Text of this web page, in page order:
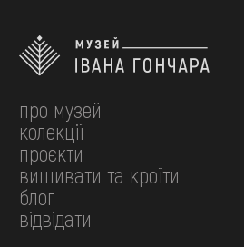
про музей
колекції
проєкти
вишивати та кроїти
блог
відвідати